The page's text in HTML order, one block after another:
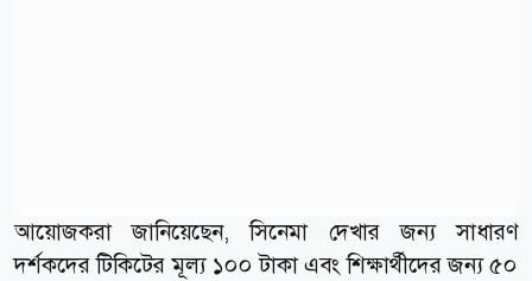
আয়োজকরা জানিয়েছেন, সিনেমা দেখার জন্য সাধারণ
দর্শকদের টিকিটের মূল্য ১০০ টাকা এবং শিক্ষার্থীদের জন্য ৫০